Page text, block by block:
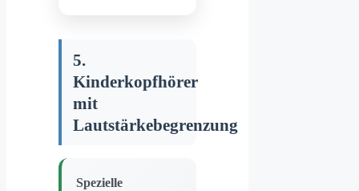
5.
Kinderkopfhörer
mit
Lautstärkebegrenzung
Spezielle